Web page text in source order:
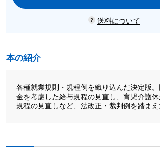
送料について
本の紹介
各種就業規則・規程例を織り込んだ決定版
金を考慮した給与規程の見直し、育児介護
規程の見直しなど、法改正・裁判例を踏まえ